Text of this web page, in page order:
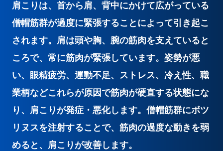
肩こりは、首から肩、背中にかけて広がっている
僧帽筋群が過度に緊張することによって引き起こ
されます。肩は頭や胸、腕の筋肉を支えていると
ころで、常に筋肉が緊張しています。姿勢が悪
い、眼精疲労、運動不足、ストレス、冷え性、職
業柄などこれらが原因で筋肉が硬直する状態にな
り、肩こりが発症・悪化します。僧帽筋群にボツ
リヌスを注射することで、筋肉の過度な動きを弱
めると、肩こりが改善します。